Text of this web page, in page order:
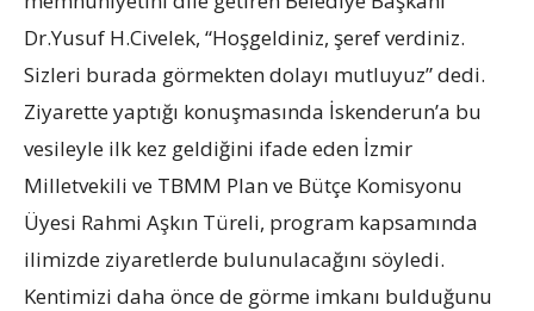
Dr.Yusuf H.Civelek, “Hoşgeldiniz, şeref verdiniz.
Sizleri burada görmekten dolayı mutluyuz” dedi.
Ziyarette yaptığı konuşmasında İskenderun’a bu
vesileyle ilk kez geldiğini ifade eden İzmir
Milletvekili ve TBMM Plan ve Bütçe Komisyonu
Üyesi Rahmi Aşkın Türeli, program kapsamında
ilimizde ziyaretlerde bulunulacağını söyledi.
Kentimizi daha önce de görme imkanı bulduğunu